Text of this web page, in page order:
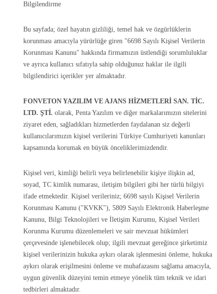
Bilgilendirme
Bu sayfada; özel hayatın gizliliği, temel hak ve özgürlüklerin
korunması amacıyla yürürlüğe giren "6698 Sayılı Kişisel Verilerin
Korunması Kanunu" hakkında firmamızın üstlendiği sorumluluklar
ve ayrıca kullanıcı sıfatıyla sahip olduğunuz haklar ile ilgili
bilgilendirici içerikler yer almaktadır.
FONVETON YAZILIM VE AJANS HİZMETLERİ SAN. TİC.
LTD. ŞTİ. olarak, Penta Yazılım ve diğer markalarımızın sitelerini
ziyaret eden, sağladıkları hizmetlerden faydalanan siz değerli
kullanıcılarımızın kişisel verilerini Türkiye Cumhuriyeti kanunları
kapsamında korumak en büyük önceliklerimizdendir.
Kişisel veri, kimliği belirli veya belirlenebilir kişiye ilişkin ad,
soyad, TC kimlik numarası, iletişim bilgileri gibi her türlü bilgiyi
ifade etmektedir. Kişisel verileriniz; 6698 sayılı Kişisel Verilerin
Korunması Kanunu ("KVKK"), 5809 Sayılı Elektronik Haberleşme
Kanunu, Bilgi Teknolojileri ve İletişim Kurumu, Kişisel Verileri
Korunma Kurumu düzenlemeleri ve sair mevzuat hükümleri
çerçevesinde işlenebilecek olup; ilgili mevzuat gereğince şirketimiz
kişisel verilerinizin hukuka aykırı olarak işlenmesini önleme, hukuka
aykırı olarak erişilmesini önleme ve muhafazasını sağlama amacıyla,
uygun güvenlik düzeyini temin etmeye yönelik tüm teknik ve idari
tedbirleri almaktadır.